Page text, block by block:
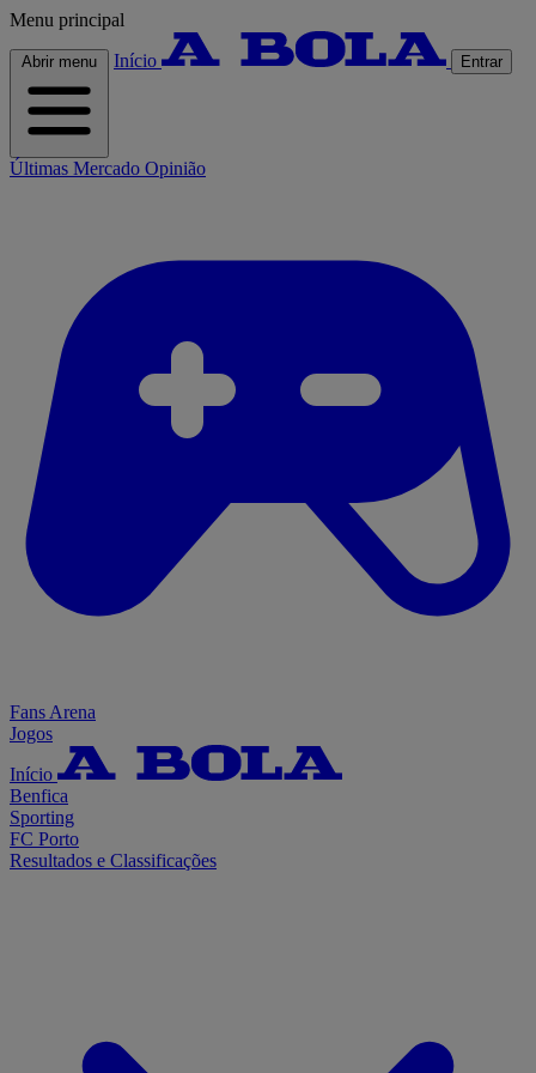
Menu principal
Abrir menu Início Entrar
Últimas Mercado Opinião
Fans Arena
Jogos
Início
Benfica
Sporting
FC Porto
Resultados e Classificações